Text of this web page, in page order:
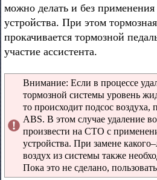
можно делать и без применения
устройства. При этом
прокачивается тормозной
участие ассистента.
Внимание: Если в процессе
тормозной системы уровень
то происходит подсос воздуха,
ABS. В этом случае удаление
произвести на СТО с
устройства. При замене
воздух из системы также
Пока это не сделано,